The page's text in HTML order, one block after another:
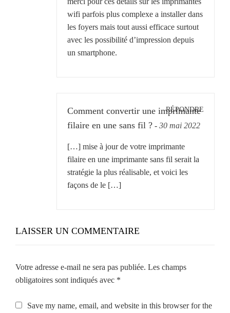
wifi parfois plus complexe a installer dans
les foyers mais tout aussi efficace surtout
avec les possibilité d’impression depuis
un smartphone.
Comment convertir une imprimante
filaire en une sans fil ? - 30 mai 2022
RÉPONDRE
[…] mise à jour de votre imprimante
filaire en une imprimante sans fil serait la
stratégie la plus réalisable, et voici les
façons de le […]
LAISSER UN COMMENTAIRE
Votre adresse e-mail ne sera pas publiée. Les champs
obligatoires sont indiqués avec *
Save my name, email, and website in this browser for the